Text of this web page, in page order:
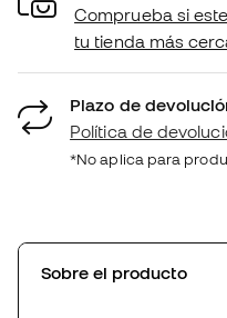
Comprueba si
tu tienda más
Plazo de
Política de
*No aplica para
Sobre el producto